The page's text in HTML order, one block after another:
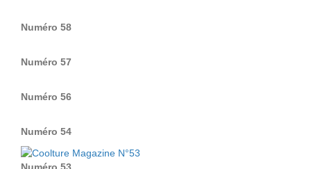
Numéro 58
Numéro 57
Numéro 56
Numéro 54